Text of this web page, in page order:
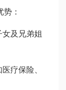
：
及兄弟姐
疗保险、